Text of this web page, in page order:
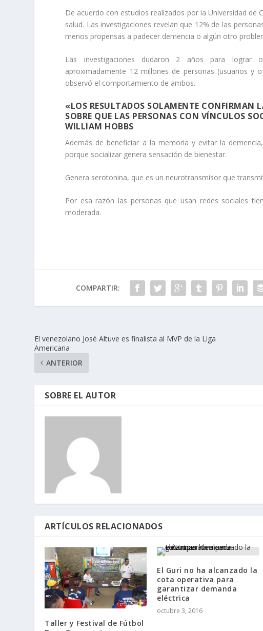
De acuerdo con estudios realizados por la Universidad
salud. Las investigaciones revelan que 12% de las
menos propensas a padecer demencia o algún otro
Las investigaciones dudaron 2 años para lograr
aproximadamente 12 millones de personas (usuarios y
observó el comportamiento de ambos.
«LOS RESULTADOS SOLAMENTE CONFIRMAN
SOBRE QUE LAS PERSONAS CON VÍNCULOS
WILLIAM HOBBS
Además de beneficiar a la memoria y evitar la
porque socializar genera sensación de bienestar.
Genera serotonina, que es un neurotransmisor que
Por esa razón las personas que usan redes sociales
moderada.
COMPARTIR:
El venezolano José Altuve es finalista al MVP de la Liga
Americana
ANTERIOR
SOBRE EL AUTOR
ARTÍCULOS RELACIONADOS
Taller y Festival de Fútbol
El Guri no ha alcanzado la
cota operativa para
garantizar demanda
eléctrica
octubre 3, 2016